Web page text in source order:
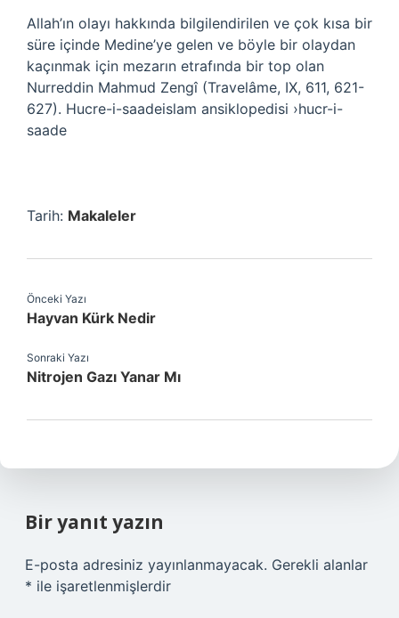
Allah’ın olayı hakkında bilgilendirilen ve çok kısa bir
süre içinde Medine’ye gelen ve böyle bir olaydan
kaçınmak için mezarın etrafında bir top olan
Nurreddin Mahmud Zengî (Travelâme, IX, 611, 621-
627). Hucre-i-saadeislam ansiklopedisi ›hucr-i-
saade
Tarih: Makaleler
Önceki Yazı
Hayvan Kürk Nedir
Sonraki Yazı
Nitrojen Gazı Yanar Mı
Bir yanıt yazın
E-posta adresiniz yayınlanmayacak. Gerekli alanlar
* ile işaretlenmişlerdir